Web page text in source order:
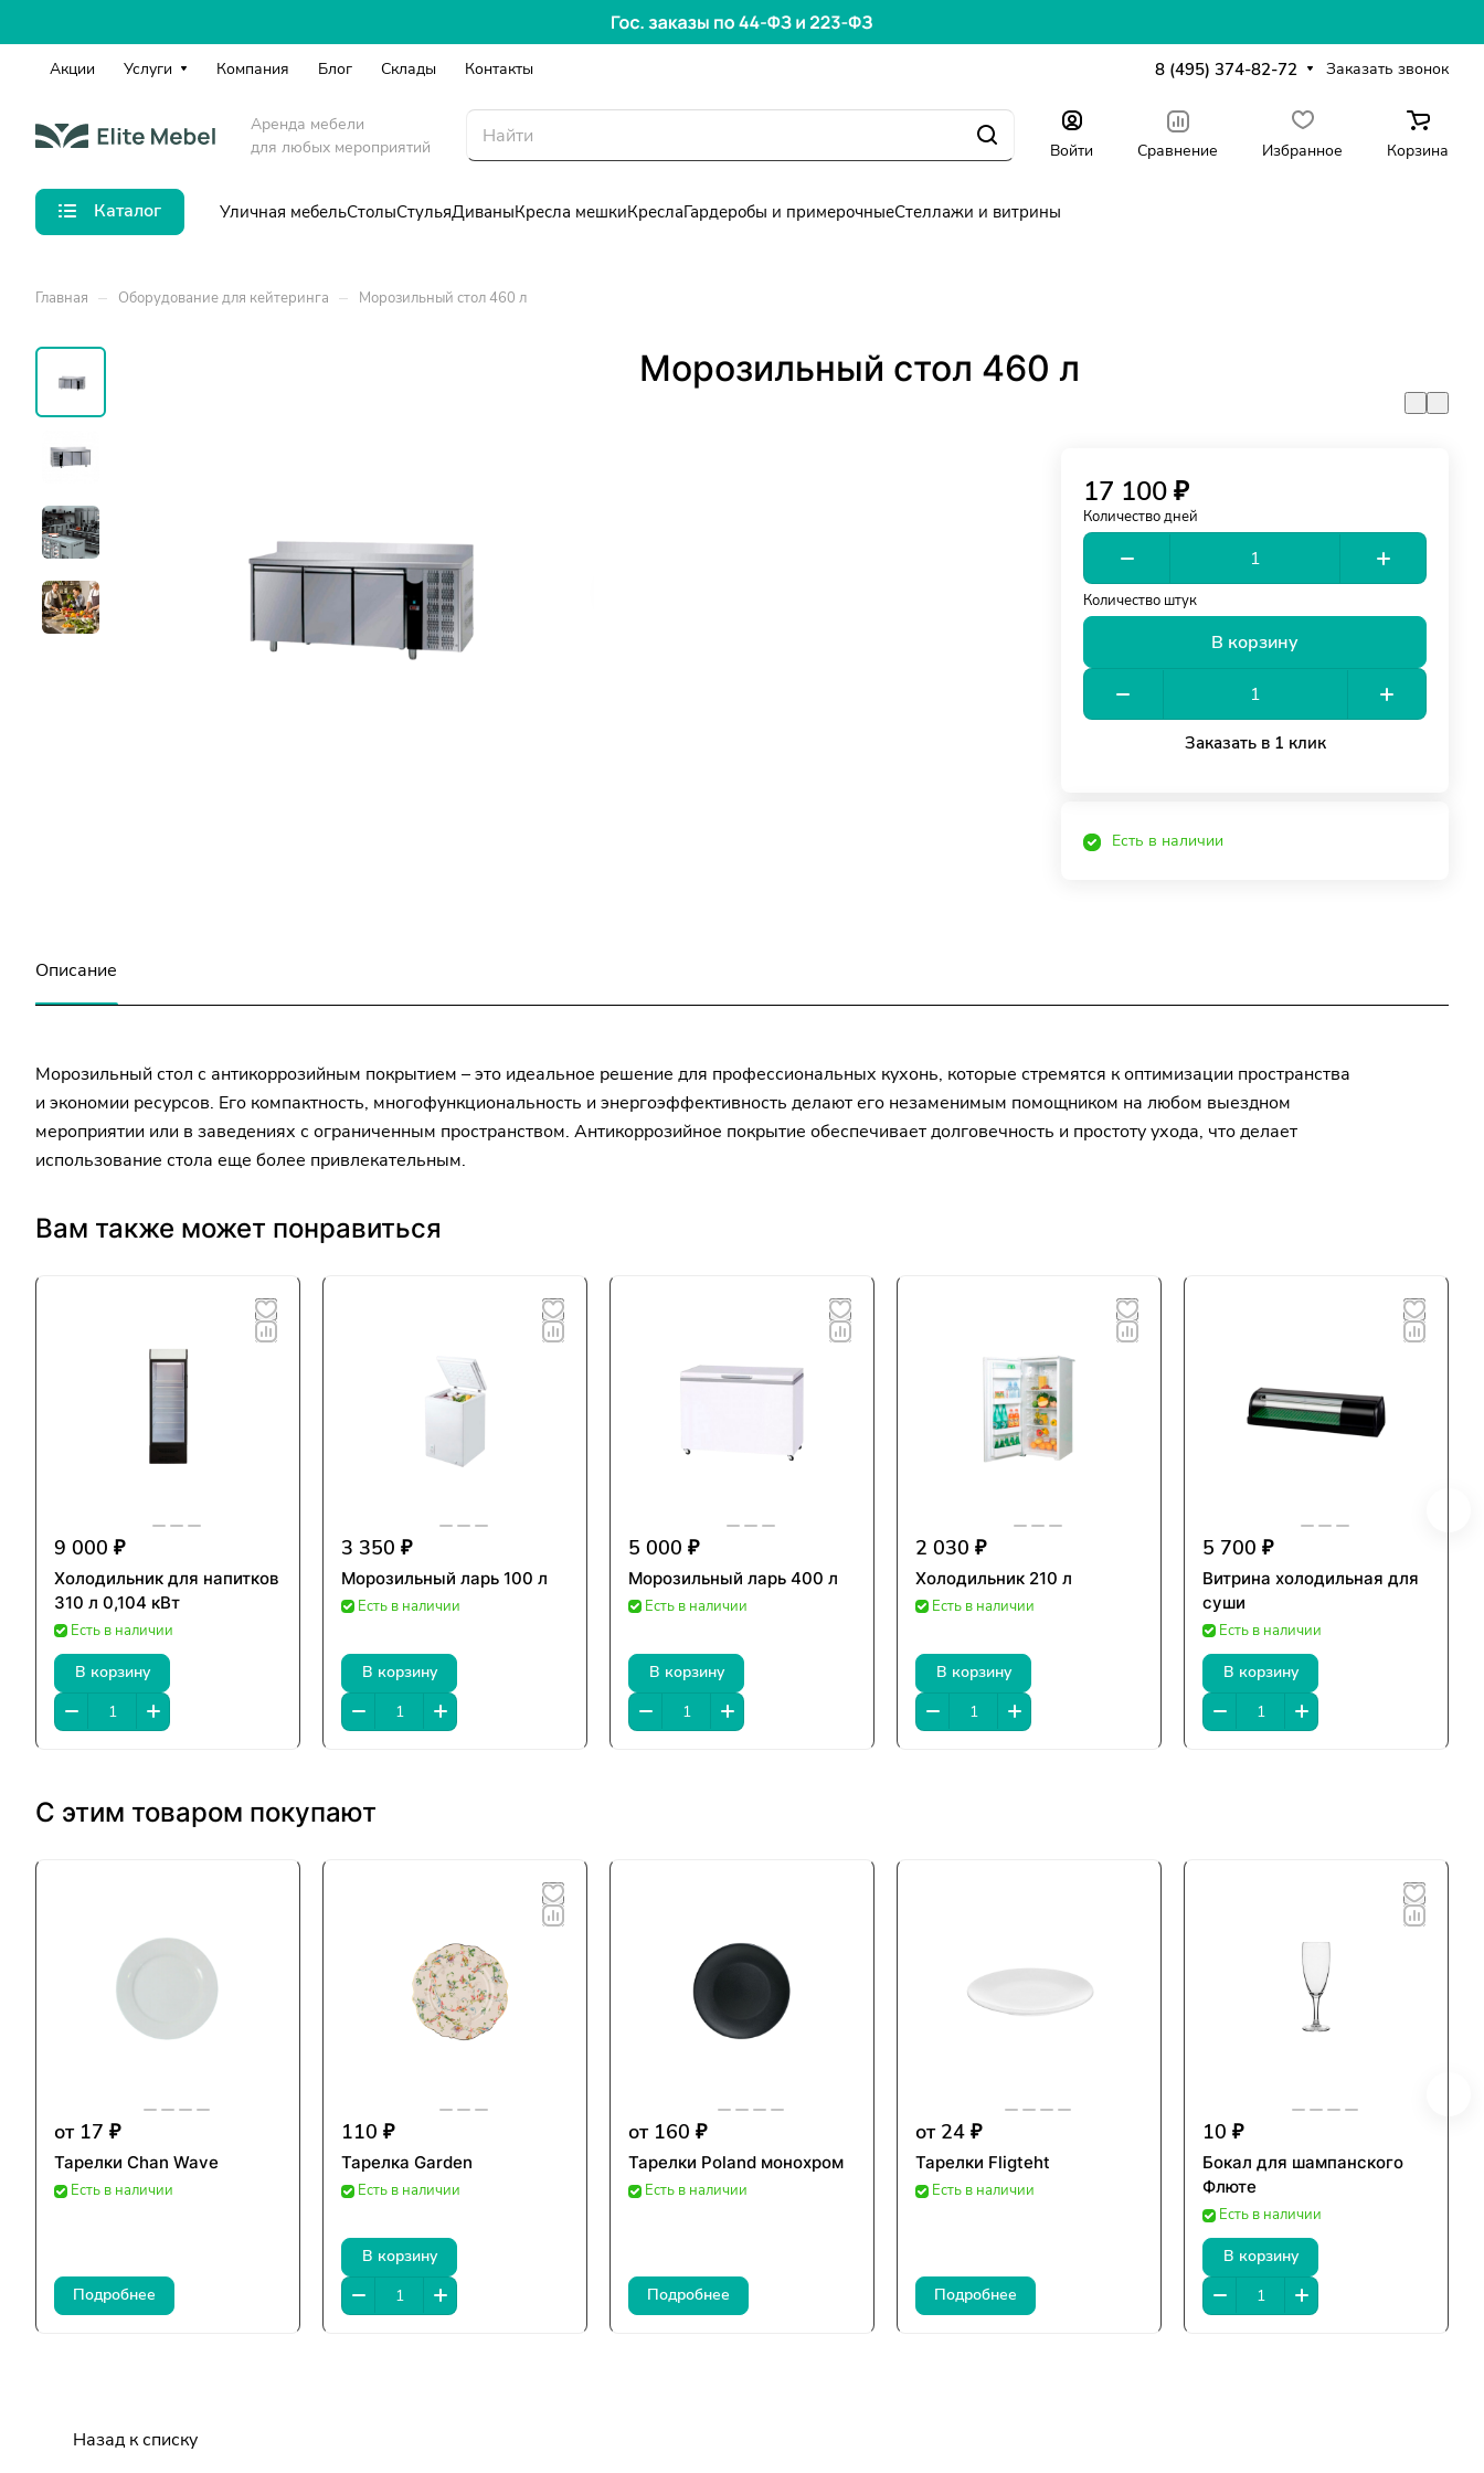
Акции Услуги Компания Блог Склады Контакты 8 (495) 374-82-72 Заказать звонок
Аренда мебели
для любых мероприятий
Войти Сравнение Избранное Корзина
Каталог Уличная мебельСтолыСтульяДиваныКресла мешкиКреслаГардеробы и примерочныеСтеллажи и витрины
Главная – Оборудование для кейтеринга – Морозильный стол 460 л
Морозильный стол 460 л
17 100 ₽
Количество дней
Количество штук
В корзину
Заказать в 1 клик
Есть в наличии
Описание
Морозильный стол с антикоррозийным покрытием – это идеальное решение для профессиональных кухонь, которые стремятся к оптимизации пространства
и экономии ресурсов. Его компактность, многофункциональность и энергоэффективность делают его незаменимым помощником на любом выездном
мероприятии или в заведениях с ограниченным пространством. Антикоррозийное покрытие обеспечивает долговечность и простоту ухода, что делает
использование стола еще более привлекательным.
Вам также может понравиться
9 000 ₽
Холодильник для напитков
310 л 0,104 кВт
Есть в наличии
В корзину
3 350 ₽
Морозильный ларь 100 л
Есть в наличии
В корзину
5 000 ₽
Морозильный ларь 400 л
Есть в наличии
В корзину
2 030 ₽
Холодильник 210 л
Есть в наличии
В корзину
5 700 ₽
Витрина холодильная для
суши
Есть в наличии
В корзину
С этим товаром покупают
от 17 ₽
Тарелки Chan Wave
Есть в наличии
Подробнее
110 ₽
Тарелка Garden
Есть в наличии
В корзину
от 160 ₽
Тарелки Poland монохром
Есть в наличии
Подробнее
от 24 ₽
Тарелки Fligteht
Есть в наличии
Подробнее
10 ₽
Бокал для шампанского
Флюте
Есть в наличии
В корзину
Назад к списку